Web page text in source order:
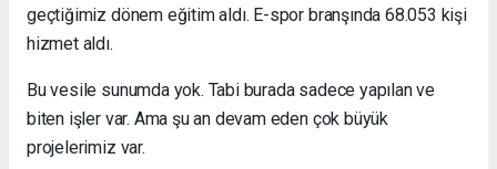
geçtiğimiz dönem eğitim aldı. E-spor branşında 68.053 kişi
hizmet aldı.
Bu vesile sunumda yok. Tabi burada sadece yapılan ve
biten işler var. Ama şu an devam eden çok büyük
projelerimiz var.